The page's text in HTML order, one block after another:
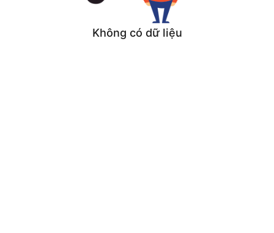
Không có dữ liệu